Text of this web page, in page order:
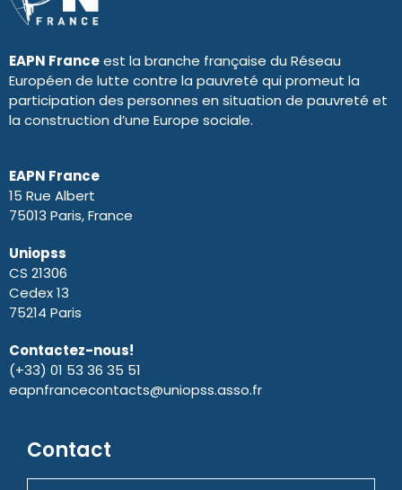
EAPN Franceest la branche française du Réseau
Européen de lutte contre la pauvreté qui promeut la
participation des personnes en situation de pauvreté et
la construction d’une Europe sociale.
EAPN France
15 Rue Albert
75013 Paris, France
Uniopss
CS 21306
Cedex 13
75214 Paris
Contactez-nous!
(+33) 01 53 36 35 51
eapnfrancecontacts@uniopss.asso.fr
Contact